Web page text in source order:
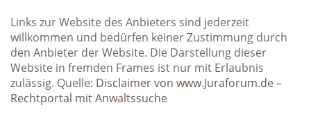
Links zur Website des Anbieters sind jederzeit
willkommen und bedürfen keiner Zustimmung durch
den Anbieter der Website. Die Darstellung dieser
Website in fremden Frames ist nur mit Erlaubnis
zulässig. Quelle: Disclaimer von www.Juraforum.de –
Rechtportal mit Anwaltssuche